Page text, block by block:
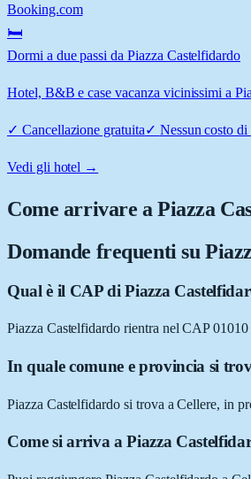
Booking.com
🛏️
Dormi a due passi da Piazza Castelfidardo
Hotel, B&B e case vacanza vicinissimi a
✓ Cancellazione gratuita✓ Nessun costo
Vedi gli hotel →
Come arrivare aPiazza
Domande frequenti su
Qual è il CAP di Piazza
Piazza Castelfidardo rientra nel CAP
In quale comune e provincia si
Piazza Castelfidardo si trova a Cellere, in
Come si arriva a Piazza